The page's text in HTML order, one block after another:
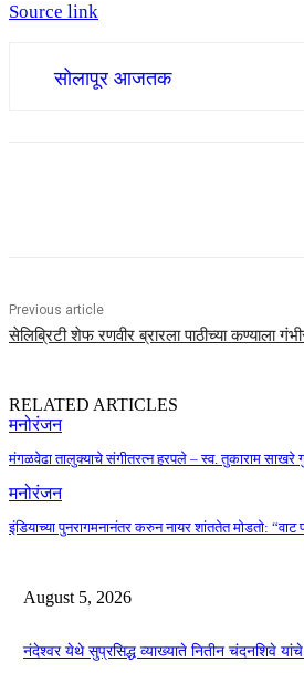
Source link
सोलापूर आजतक
Previous article
सेलिब्रिटी शेफ रणवीर ब्रारला पाठीच्या कण्याला
RELATED ARTICLES
मनोरंजन
मंगळवेढा तालुक्याचे संगीतरत्न हरपले – स्व. तुकाराम साखरे
मनोरंजन
इंडियाच्या पुनरागमनानंतर करुन नायर शांततेत मोडतो: “वाट
August 5, 2026
नंदेश्वर येथे सुप्रसिद्ध व्याख्याते नितीन चंदनशिवे यांचे